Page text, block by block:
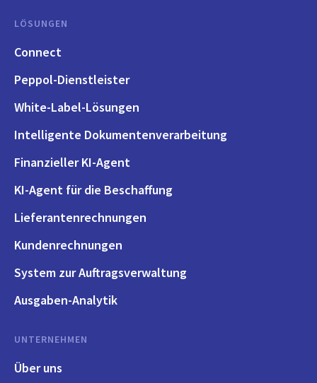
LÖSUNGEN
Connect
Peppol-Dienstleister
White-Label-Lösungen
Intelligente Dokumentenverarbeitung
Finanzieller KI-Agent
KI-Agent für die Beschaffung
Lieferantenrechnungen
Kundenrechnungen
System zur Auftragsverwaltung
Ausgaben-Analytik
UNTERNEHMEN
Über uns